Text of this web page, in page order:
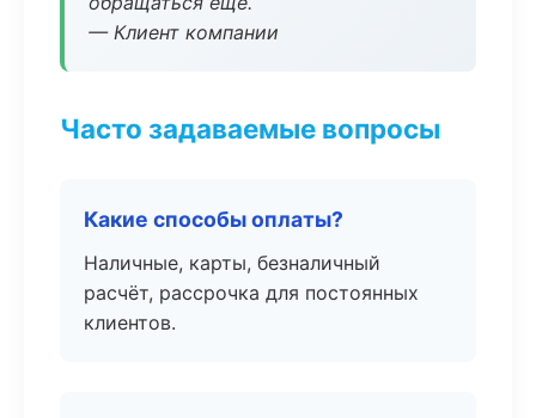
— Клиент компании
Часто задаваемые вопросы
Какие способы оплаты?
Наличные, карты, безналичный
расчёт, рассрочка для постоянных
клиентов.